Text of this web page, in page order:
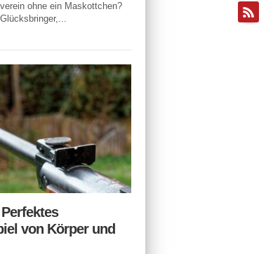
ohne ein Maskottchen?
von Körper und